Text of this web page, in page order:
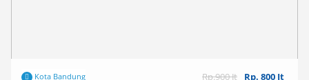
Kota Bandung Rp.900 Jt Rp. 800 Jt